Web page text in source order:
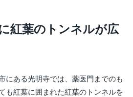
紅葉のトンネルが広
にある光明寺では、薬医門までのも
も紅葉に囲まれた紅葉のトンネルを